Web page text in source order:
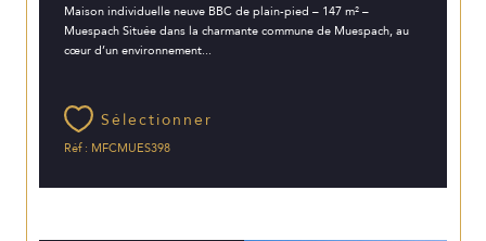
Maison individuelle neuve BBC de plain-pied – 147 m² –
Muespach Située dans la charmante commune de Muespach, au
cœur d’un environnement...
Sélectionner
Réf : MFCMUES398